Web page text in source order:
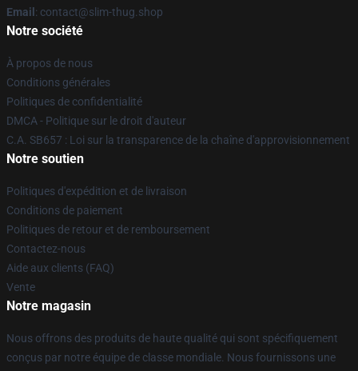
Email : contact@slim-thug.shop
Notre société
À propos de nous
Conditions générales
Politiques de confidentialité
DMCA - Politique sur le droit d'auteur
C.A. SB657 : Loi sur la transparence de la chaîne d'approvisionnement
Notre soutien
Politiques d'expédition et de livraison
Conditions de paiement
Politiques de retour et de remboursement
Contactez-nous
Aide aux clients (FAQ)
Vente
Notre magasin
Nous offrons des produits de haute qualité qui sont spécifiquement
conçus par notre équipe de classe mondiale. Nous fournissons une